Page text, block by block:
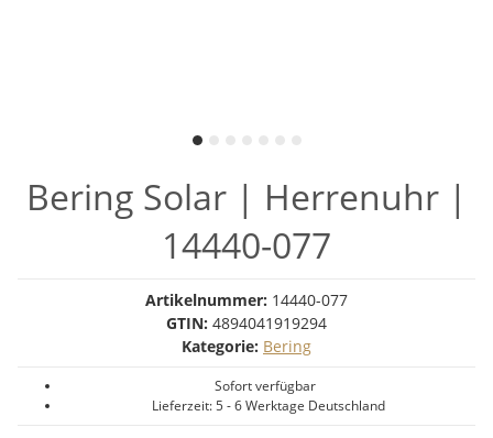
Bering Solar | Herrenuhr |
14440-077
Artikelnummer: 14440-077
GTIN: 4894041919294
Kategorie: Bering
Sofort verfügbar
Lieferzeit:5 - 6 Werktage Deutschland